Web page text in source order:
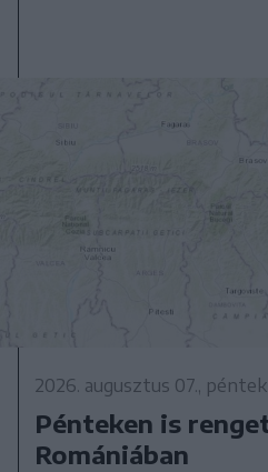
2026. augusztus 07., péntek
Pénteken is
Romániában